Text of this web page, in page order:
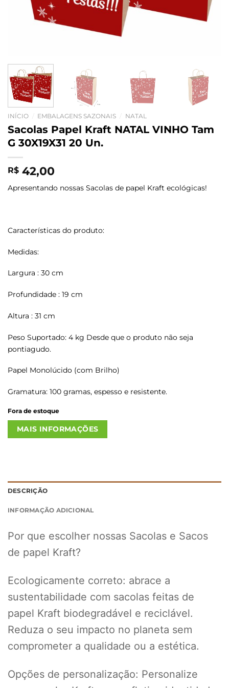
INÍCIO EMBALAGENS SAZONAIS NATAL
Sacolas Papel Kraft NATAL VINHO Tam
G 30X19X31 20 Un.
R$ 42,00
Apresentando nossas Sacolas de papel Kraft ecológicas!
Características do produto:
Medidas:
Largura : 30 cm
Profundidade : 19 cm
Altura : 31 cm
Peso Suportado: 4 kg Desde que o produto não seja
pontiagudo.
Papel Monolúcido (com Brilho)
Gramatura: 100 gramas, espesso e resistente.
Fora de estoque
MAIS INFORMAÇÕES
DESCRIÇÃO
INFORMAÇÃO ADICIONAL
Por que escolher nossas Sacolas e Sacos
de papel Kraft?
Ecologicamente correto: abrace a
sustentabilidade com sacolas feitas de
papel Kraft biodegradável e reciclável.
Reduza o seu impacto no planeta sem
comprometer a qualidade ou a estética.
Opções de personalização: Personalize